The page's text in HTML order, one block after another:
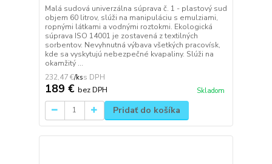
Malá sudová univerzálna súprava č. 1 - plastový sud
objem 60 litrov, slúži na manipuláciu s emulziami,
ropnými látkami a vodnými roztokmi. Ekologická
súprava ISO 14001 je zostavená z textilných
sorbentov. Nevyhnutná výbava všetkých pracovísk,
kde sa vyskytujú nebezpečné kvapaliny. Slúži na
okamžitý ...
232,47 €/ks
189 € bez DPH Skladom
Pridať do košíka